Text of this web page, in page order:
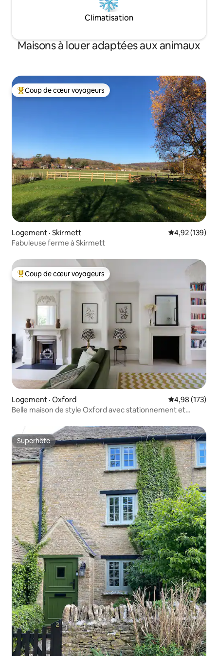
Climatisation
Maisons à louer adaptées aux animaux
Coup de cœur voyageurs parmi les plus aimés
Coup de cœur voyageurs
Logement · Skirmett Note
4,92 (139)
Fabuleuse ferme à Skirmett
Coup de cœur voyageurs parmi les plus aimés
Coup de cœur voyageurs
Logement · Oxford Note
4,98 (173)
Belle maison de style Oxford avec stationnement et
Superhôte
Superhôte